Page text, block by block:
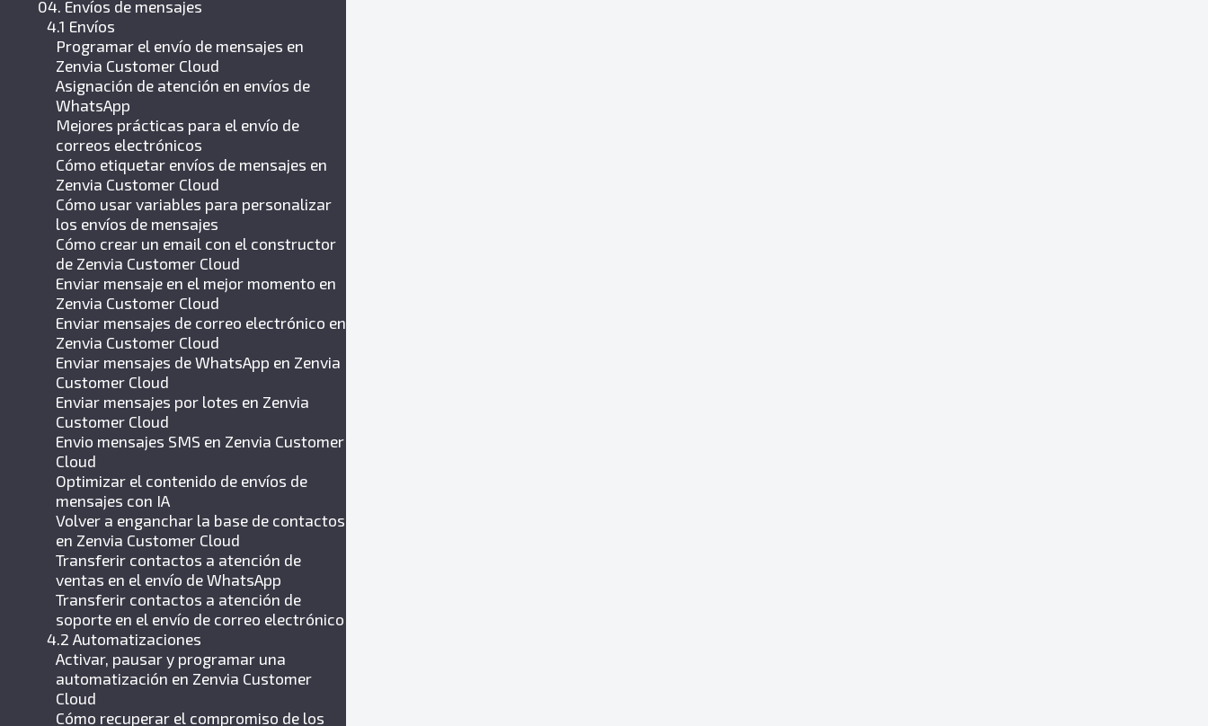
04. Envíos de mensajes
4.1 Envíos
Programar el envío de mensajes en
Zenvia Customer Cloud
Asignación de atención en envíos de
WhatsApp
Mejores prácticas para el envío de
correos electrónicos
Cómo etiquetar envíos de mensajes en
Zenvia Customer Cloud
Cómo usar variables para personalizar
los envíos de mensajes
Cómo crear un email con el constructor
de Zenvia Customer Cloud
Enviar mensaje en el mejor momento en
Zenvia Customer Cloud
Enviar mensajes de correo electrónico en
Zenvia Customer Cloud
Enviar mensajes de WhatsApp en Zenvia
Customer Cloud
Enviar mensajes por lotes en Zenvia
Customer Cloud
Envio mensajes SMS en Zenvia Customer
Cloud
Optimizar el contenido de envíos de
mensajes con IA
Volver a enganchar la base de contactos
en Zenvia Customer Cloud
Transferir contactos a atención de
ventas en el envío de WhatsApp
Transferir contactos a atención de
soporte en el envío de correo electrónico
4.2 Automatizaciones
Activar, pausar y programar una
automatización en Zenvia Customer
Cloud
Cómo recuperar el compromiso de los